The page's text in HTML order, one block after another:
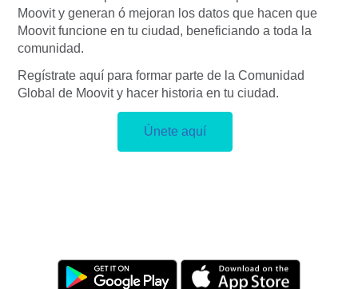
Moovit y generan ó mejoran los datos que hacen que
Moovit funcione en tu ciudad, beneficiando a toda la
comunidad.
Regístrate aquí para formar parte de la Comunidad
Global de Moovit y hacer historia en tu ciudad.
Únete aquí